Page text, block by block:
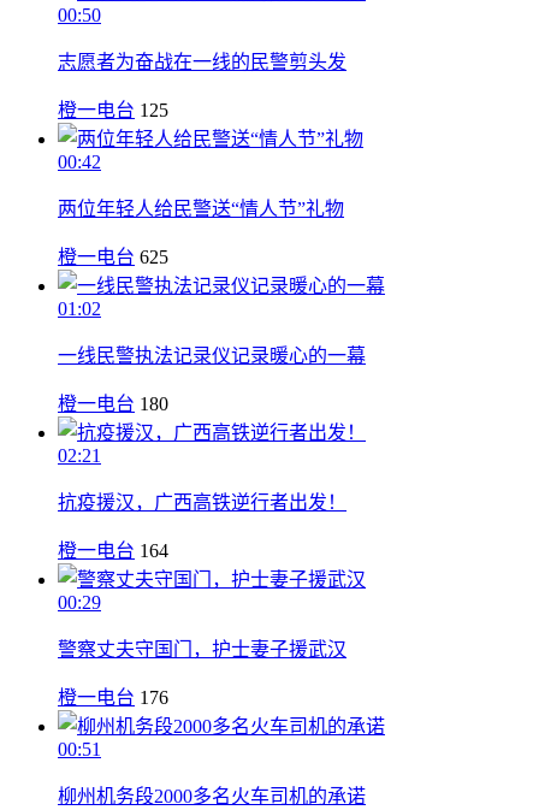
00:50
志愿者为奋战在一线的民警剪头发
橙一电台 125
00:42
两位年轻人给民警送“情人节”礼物
橙一电台 625
01:02
一线民警执法记录仪记录暖心的一幕
橙一电台 180
02:21
抗疫援汉，广西高铁逆行者出发！
橙一电台 164
00:29
警察丈夫守国门，护士妻子援武汉
橙一电台 176
00:51
柳州机务段2000多名火车司机的承诺